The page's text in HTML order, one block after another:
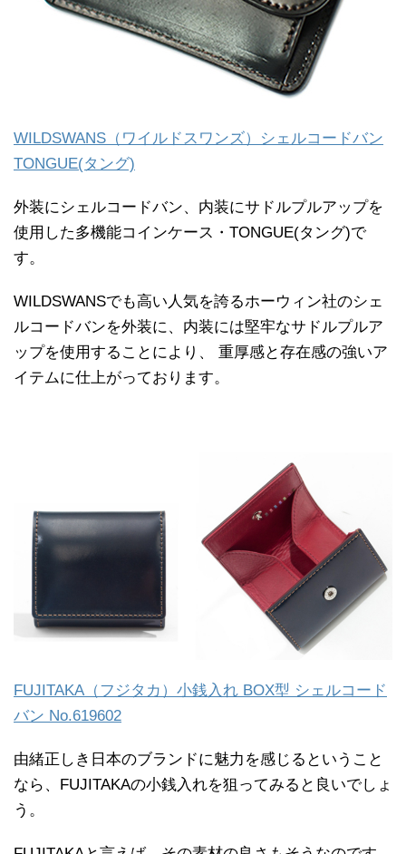
WILDSWANS（ワイルドスワンズ）シェルコードバン
TONGUE(タング)
外装にシェルコードバン、内装にサドルプルアップを
使用した多機能コインケース・TONGUE(タング)で
す。
WILDSWANSでも高い人気を誇るホーウィン社のシェ
ルコードバンを外装に、内装には堅牢なサドルプルア
ップを使用することにより、 重厚感と存在感の強いア
イテムに仕上がっております。
FUJITAKA（フジタカ）小銭入れ BOX型 シェルコード
バン No.619602
由緒正しき日本のブランドに魅力を感じるということ
なら、FUJITAKAの小銭入れを狙ってみると良いでしょ
う。